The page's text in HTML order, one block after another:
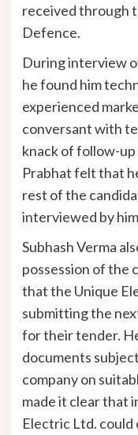
received through
Defence.
During interview
he found him
experienced
conversant with
knack of follow-up
Prabhat felt that
rest of the
interviewed by
Subhash Verma
possession of the
that the Unique
submitting the
for their tender.
documents
company on
made it clear that
Electric Ltd. could